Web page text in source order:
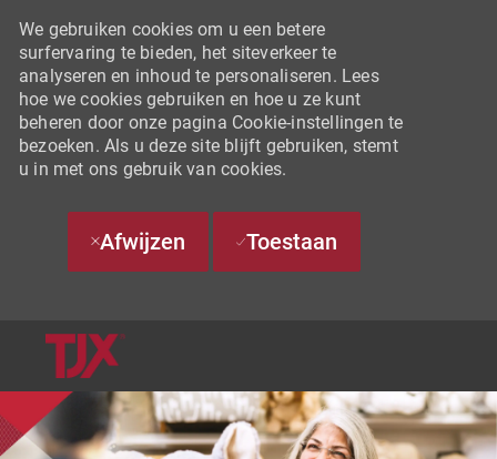
We gebruiken cookies om u een betere
surfervaring te bieden, het siteverkeer te
analyseren en inhoud te personaliseren. Lees
hoe we cookies gebruiken en hoe u ze kunt
beheren door onze pagina Cookie-instellingen te
bezoeken. Als u deze site blijft gebruiken, stemt
u in met ons gebruik van cookies.
Afwijzen Toestaan